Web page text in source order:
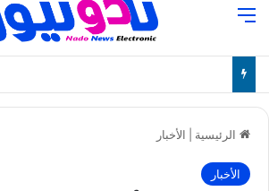
الرئيسية الأخبار
الأخبار